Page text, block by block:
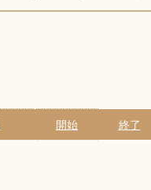
開始 終了